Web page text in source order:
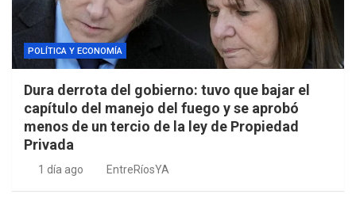
POLÍTICA Y ECONOMÍA
Dura derrota del gobierno: tuvo que bajar el
capítulo del manejo del fuego y se aprobó
menos de un tercio de la ley de Propiedad
Privada
1 día ago EntreRíosYA